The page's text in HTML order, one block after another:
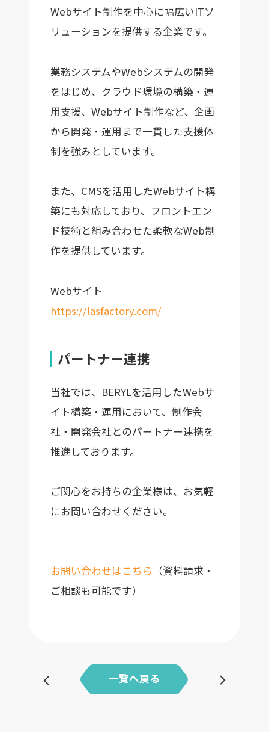
Webサイト制作を中心に幅広いITソ
リューションを提供する企業です。
業務システムやWebシステムの開発
をはじめ、クラウド環境の構築・運
用支援、Webサイト制作など、企画
から開発・運用まで一貫した支援体
制を強みとしています。
また、CMSを活用したWebサイト構
築にも対応しており、フロントエン
ド技術と組み合わせた柔軟なWeb制
作を提供しています。
Webサイト
https://lasfactory.com/
パートナー連携
当社では、BERYLを活用したWebサ
イト構築・運用において、制作会
社・開発会社とのパートナー連携を
推進しております。
ご関心をお持ちの企業様は、お気軽
にお問い合わせください。
お問い合わせはこちら （資料請求・
ご相談も可能です）
一覧へ戻る